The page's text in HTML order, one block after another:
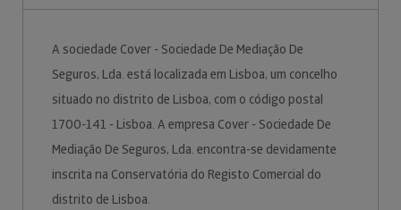
A sociedade Cover - Sociedade De Mediação De
Seguros, Lda. está localizada em Lisboa, um concelho
situado no distrito de Lisboa, com o código postal
1700-141 - Lisboa. A empresa Cover - Sociedade De
Mediação De Seguros, Lda. encontra-se devidamente
inscrita na Conservatória do Registo Comercial do
distrito de Lisboa.